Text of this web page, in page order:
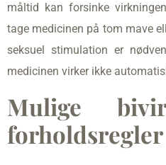
måltid kan forsinke
tage medicinen på tom mave
seksuel stimulation er
medicinen virker ikke
Mulige
forholdsregler